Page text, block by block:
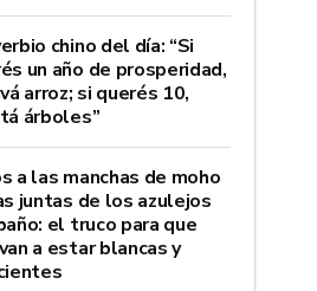
chino del día: “Si
un año de prosperidad,
arroz; si querés 10,
árboles”
a las manchas de moho
juntas de los azulejos
el truco para que
a estar blancas y